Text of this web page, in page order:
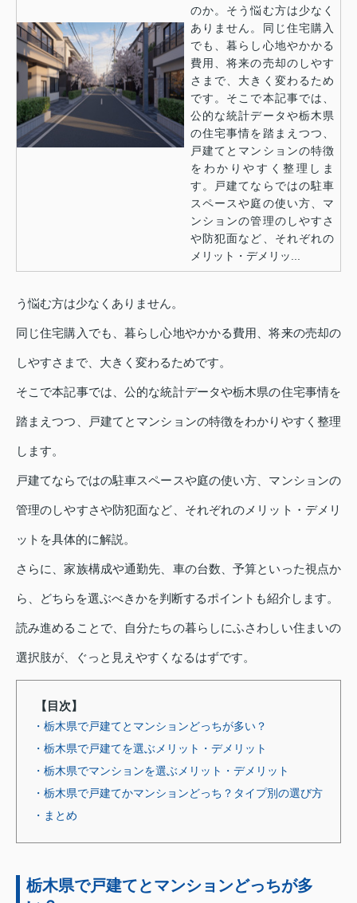
のか。そう悩む方は少なく
ありません。同じ住宅購入
でも、暮らし心地やかかる
費用、将来の売却のしやす
さまで、大きく変わるため
です。そこで本記事では、
公的な統計データや栃木県
の住宅事情を踏まえつつ、
戸建てとマンションの特徴
をわかりやすく整理しま
す。戸建てならではの駐車
スペースや庭の使い方、マ
ンションの管理のしやすさ
や防犯面など、それぞれの
メリット・デメリッ...
う悩む方は少なくありません。
同じ住宅購入でも、暮らし心地やかかる費用、将来の売却の
しやすさまで、大きく変わるためです。
そこで本記事では、公的な統計データや栃木県の住宅事情を
踏まえつつ、戸建てとマンションの特徴をわかりやすく整理
します。
戸建てならではの駐車スペースや庭の使い方、マンションの
管理のしやすさや防犯面など、それぞれのメリット・デメリ
ットを具体的に解説。
さらに、家族構成や通勤先、車の台数、予算といった視点か
ら、どちらを選ぶべきかを判断するポイントも紹介します。
読み進めることで、自分たちの暮らしにふさわしい住まいの
選択肢が、ぐっと見えやすくなるはずです。
【目次】
・栃木県で戸建てとマンションどっちが多い？
・栃木県で戸建てを選ぶメリット・デメリット
・栃木県でマンションを選ぶメリット・デメリット
・栃木県で戸建てかマンションどっち？タイプ別の選び方
・まとめ
栃木県で戸建てとマンションどっちが多